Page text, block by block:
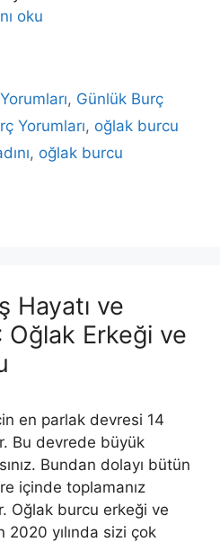
oku
, Günlük Burç
Yorumları, oğlak burcu
, oğlak burcu
Hayatı ve
Erkeği ve
en parlak devresi 14
Bu devrede büyük
Bundan dolayı bütün
içinde toplamanız
Oğlak burcu erkeği ve
2020 yılında sizi çok